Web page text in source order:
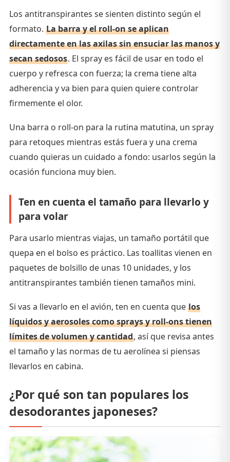
Los antitranspirantes se sienten distinto según el
formato. La barra y el roll-on se aplican
directamente en las axilas sin ensuciar las manos y
secan sedosos. El spray es fácil de usar en todo el
cuerpo y refresca con fuerza; la crema tiene alta
adherencia y va bien para quien quiere controlar
firmemente el olor.
Una barra o roll-on para la rutina matutina, un spray
para retoques mientras estás fuera y una crema
cuando quieras un cuidado a fondo: usarlos según la
ocasión funciona muy bien.
Ten en cuenta el tamaño para llevarlo y
para volar
Para usarlo mientras viajas, un tamaño portátil que
quepa en el bolso es práctico. Las toallitas vienen en
paquetes de bolsillo de unas 10 unidades, y los
antitranspirantes también tienen tamaños mini.
Si vas a llevarlo en el avión, ten en cuenta que los
líquidos y aerosoles como sprays y roll-ons tienen
límites de volumen y cantidad, así que revisa antes
el tamaño y las normas de tu aerolínea si piensas
llevarlos en cabina.
¿Por qué son tan populares los
desodorantes japoneses?